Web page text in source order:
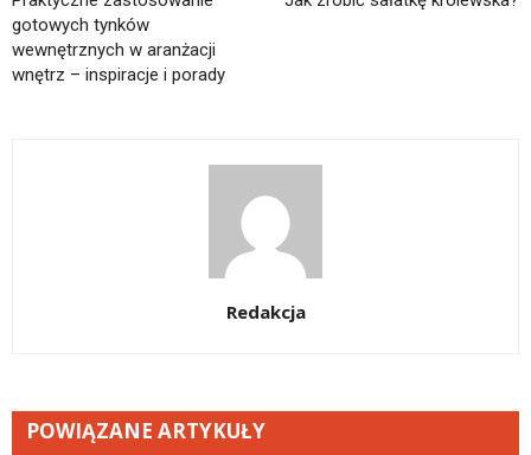
gotowych tynków
wewnętrznych w aranżacji
wnętrz – inspiracje i porady
Redakcja
POWIĄZANE ARTYKUŁY